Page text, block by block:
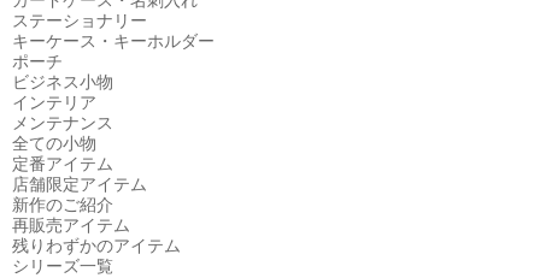
ステーショナリー
キーケース・キーホルダー
ポーチ
ビジネス小物
インテリア
メンテナンス
全ての小物
定番アイテム
店舗限定アイテム
新作のご紹介
再販売アイテム
残りわずかのアイテム
シリーズ一覧